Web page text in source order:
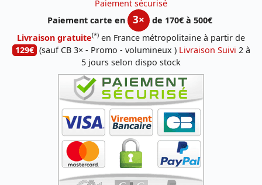
Paiement sécurisé
Paiement carte en
3×
de 170€ à 500€
Livraison gratuite(*) en France métropolitaine à partir de
129€ (sauf CB 3× - Promo - volumineux ) Livraison Suivi 2 à
5 jours selon dispo stock